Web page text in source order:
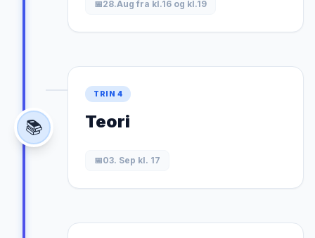
📅28.Aug fra kl.16 og kl.19
TRIN 4
Teori
📅03. Sep kl. 17
📚